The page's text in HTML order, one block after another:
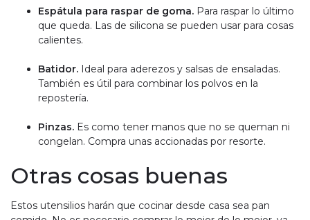
Espátula para raspar de goma. Para raspar lo último
que queda. Las de silicona se pueden usar para cosas
calientes.
Batidor. Ideal para aderezos y salsas de ensaladas.
También es útil para combinar los polvos en la
repostería.
Pinzas. Es como tener manos que no se queman ni
congelan. Compra unas accionadas por resorte.
Otras cosas buenas
Estos utensilios harán que cocinar desde casa sea pan